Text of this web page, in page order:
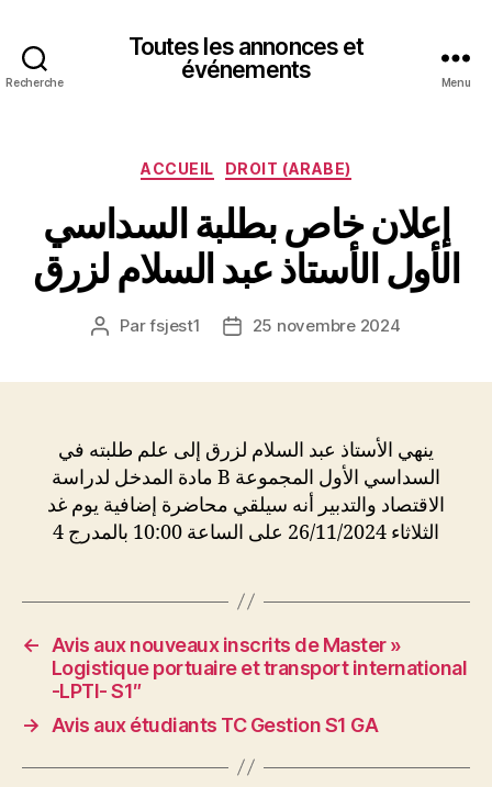
Recherche
Toutes les annonces et
événements
Menu
Catégories
ACCUEIL DROIT (ARABE)
إعلان خاص بطلبة السداسي
الأول الأستاذ عبد السلام لزرق
Auteur
Parfsjest1
Date25 novembre 2024
ينهي الأستاذ عبد السلام لزرق إلى علم طلبته في
السداسي الأول المجموعة B مادة المدخل لدراسة
الاقتصاد والتدبير أنه سيلقي محاضرة إضافية يوم غد
الثلاثاء 26/11/2024 على الساعة 10:00 بالمدرج 4
←
Avis aux nouveaux inscrits de Master »
Logistique portuaire et transport international
-LPTI- S1″
→
Avis aux étudiants TC Gestion S1 GA